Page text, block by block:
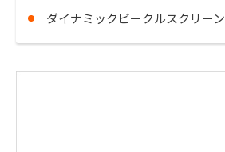
ダイナミックビークルスクリーン